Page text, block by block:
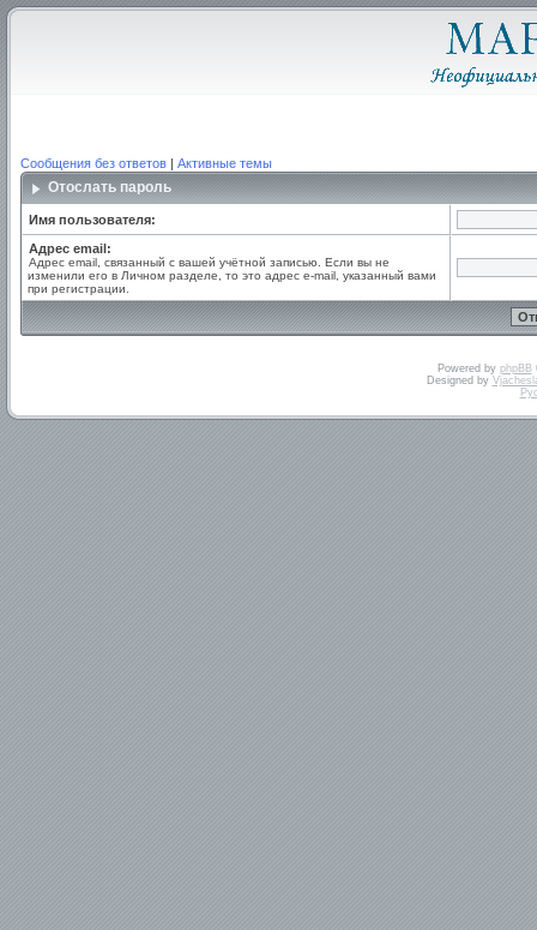
Сообщения без ответов | Активные темы
Отослать пароль
Имя пользователя:
Адрес email:
Адрес email, связанный с вашей учётной записью. Если вы не
изменили его в Личном разделе, то это адрес e-mail, указанный вами
при регистрации.
Powered by phpBB
Designed by